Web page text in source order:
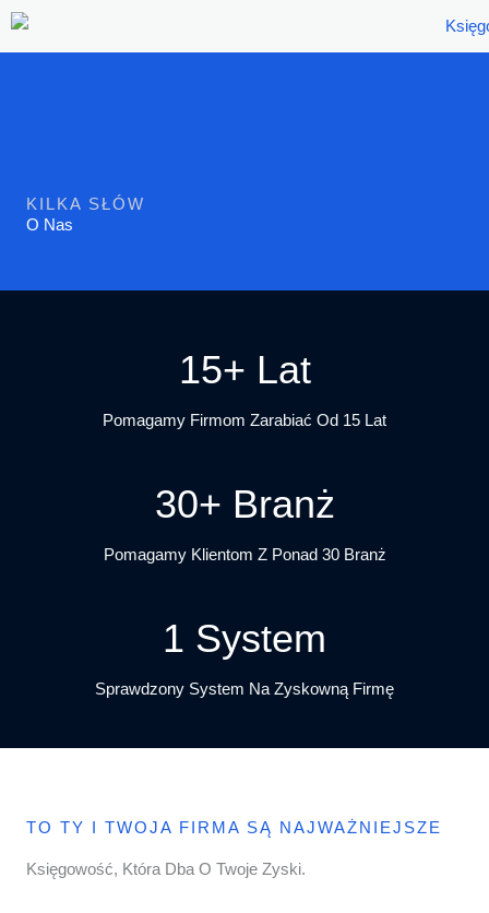
Przejdź
KILKA SŁÓW
O Nas
15+ Lat
Pomagamy Firmom Zarabiać Od 15 Lat
30+ Branż
Pomagamy Klientom Z Ponad 30 Branż
1 System
Sprawdzony System Na Zyskowną Firmę
TO TY I TWOJA FIRMA SĄ NAJWAŻNIEJSZE
Księgowość, Która Dba O Twoje Zyski.